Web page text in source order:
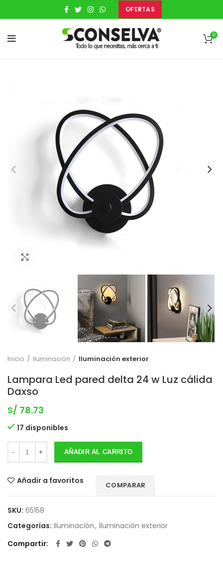
OFERTAS
0
Inicio Iluminación Iluminación exterior
Lampara Led pared delta 24 w Luz cálida
Daxso
S/ 78.73
17 disponibles
AÑADIR AL CARRITO
Añadir a favoritos COMPARAR
SKU: 65158
Categorías: Iluminación, Iluminación exterior
Compartir